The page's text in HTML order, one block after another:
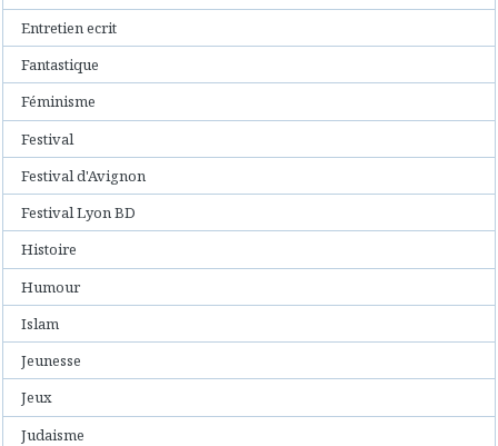
Entretien ecrit
Fantastique
Féminisme
Festival
Festival d'Avignon
Festival Lyon BD
Histoire
Humour
Islam
Jeunesse
Jeux
Judaisme